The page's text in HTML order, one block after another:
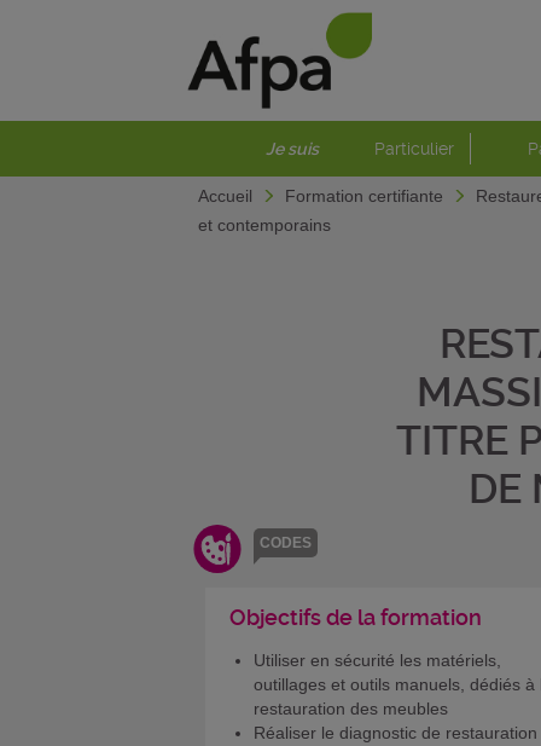
Je suis Particulier
Accueil Formation certifiante
et contemporains
CODES
TITRE
DE
Objectifs de la formation
Utiliser en sécurité les matériels,
outillages et outils manuels, dédiés à
restauration des meubles
Réaliser le diagnostic de restauration